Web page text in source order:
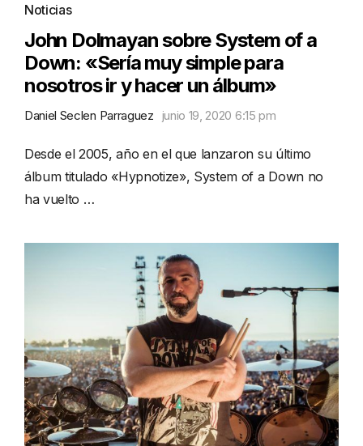
Noticias
John Dolmayan sobre System of a
Down: «Sería muy simple para
nosotros ir y hacer un álbum»
Daniel Seclen Parraguez junio 19, 2020 6:15 pm
Desde el 2005, año en el que lanzaron su último
álbum titulado «Hypnotize», System of a Down no
ha vuelto …